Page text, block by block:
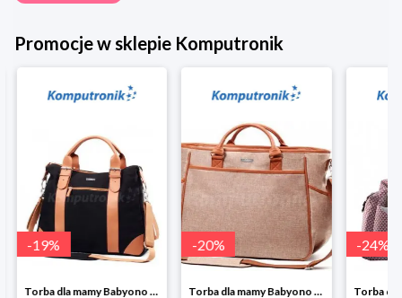
Promocje w sklepie Komputronik
-19%
Torba dla mamy Babyono 1505/01 Comfort Icoinic 5/5
-20%
Torba dla mamy Babyono 1507/01 Comfort Chic w super cenie
-24%